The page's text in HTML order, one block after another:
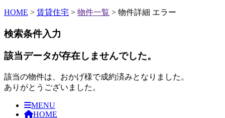
HOME > 賃貸住宅 > 物件一覧 > 物件詳細 エラー
検索条件入力
該当データが存在しませんでした。
該当の物件は、おかげ様で成約済みとなりました。
ありがとうございました。
MENU
HOME